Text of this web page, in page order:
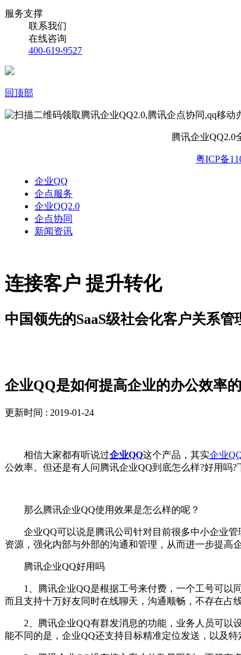
服务支撑
联系我们
在线咨询
400-619-9527
回顶部
腾讯企业QQ2.0
粤ICP备
企业QQ
企点服务
企业QQ2.0
企点协同
新闻资讯
连接客户 提升转化
中国领先的SaaS级社会化客户关系管
企业QQ是如何提高企业的办公效率
更新时间 : 2019-01-24
相信大家都有听说过企业QQ这个产品，其实企业
公效率。但还是有人问腾讯企业QQ到底怎么样?好用吗?
那么腾讯企业QQ使用效果是怎么样的呢？
企业QQ可以说是腾讯公司针对目前很多中小企业管
资源，强化内部与外部的沟通和管理，从而进一步提高
腾讯企业QQ好用吗
1、腾讯企业QQ是根据工号来付费，一个工号可以同
而且支持十万好友同时在线聊天，沟通顺畅，不存在占线
2、腾讯企业QQ有群发消息的功能，业务人员可以设
能不同的是，企业QQ还支持目标精准定位发送，以及